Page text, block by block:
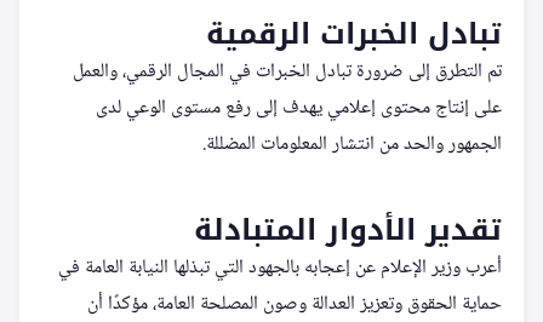
تبادل الخبرات الرقمية
تم التطرق إلى ضرورة تبادل الخبرات في المجال الرقمي، والعمل
على إنتاج محتوى إعلامي يهدف إلى رفع مستوى الوعي لدى
الجمهور والحد من انتشار المعلومات المضللة.
تقدير الأدوار المتبادلة
أعرب وزير الإعلام عن إعجابه بالجهود التي تبذلها النيابة العامة في
حماية الحقوق وتعزيز العدالة وصون المصلحة العامة، مؤكدًا أن